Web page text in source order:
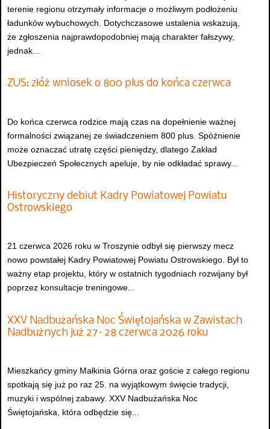
terenie regionu otrzymały informacje o możliwym podłożeniu
ładunków wybuchowych. Dotychczasowe ustalenia wskazują,
że zgłoszenia najprawdopodobniej mają charakter fałszywy,
jednak...
ZUS: złóż wniosek o 800 plus do końca czerwca
Do końca czerwca rodzice mają czas na dopełnienie ważnej
formalności związanej ze świadczeniem 800 plus. Spóźnienie
może oznaczać utratę części pieniędzy, dlatego Zakład
Ubezpieczeń Społecznych apeluje, by nie odkładać sprawy...
Historyczny debiut Kadry Powiatowej Powiatu
Ostrowskiego
21 czerwca 2026 roku w Troszynie odbył się pierwszy mecz
nowo powstałej Kadry Powiatowej Powiatu Ostrowskiego. Był to
ważny etap projektu, który w ostatnich tygodniach rozwijany był
poprzez konsultacje treningowe...
XXV Nadbużańska Noc Świętojańska w Zawistach
Nadbużnych już 27–28 czerwca 2026 roku
Mieszkańcy gminy Małkinia Górna oraz goście z całego regionu
spotkają się już po raz 25. na wyjątkowym święcie tradycji,
muzyki i wspólnej zabawy. XXV Nadbużańska Noc
Świętojańska, która odbędzie się...